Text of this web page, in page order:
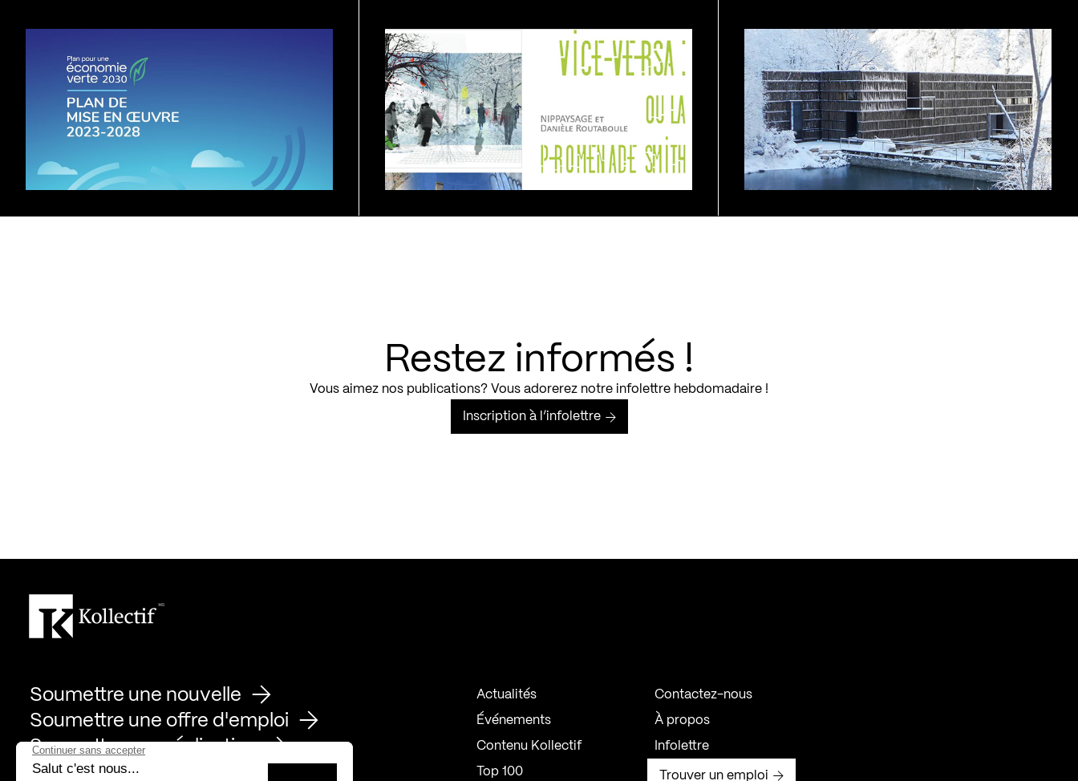
Restez informés !
Vous aimez nos publications? Vous adorerez notre infolettre hebdomadaire !
Inscription à l’infolettre
Soumettre une nouvelle
Soumettre une offre d'emploi
Soumettre une réalisation
Actualités
Événements
Contenu Kollectif
Top 100
Contactez-nous
À propos
Infolettre
Trouver un emploi